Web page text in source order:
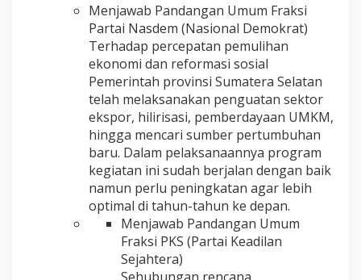
Menjawab Pandangan Umum Fraksi
Partai Nasdem (Nasional Demokrat)
Terhadap percepatan pemulihan
ekonomi dan reformasi sosial
Pemerintah provinsi Sumatera Selatan
telah melaksanakan penguatan sektor
ekspor, hilirisasi, pemberdayaan UMKM,
hingga mencari sumber pertumbuhan
baru. Dalam pelaksanaannya program
kegiatan ini sudah berjalan dengan baik
namun perlu peningkatan agar lebih
optimal di tahun-tahun ke depan.
Menjawab Pandangan Umum
Fraksi PKS (Partai Keadilan
Sejahtera)